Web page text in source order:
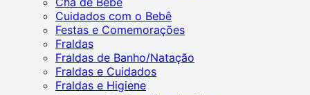
Cuidados com o Bebê
Festas e Comemorações
Fraldas
Fraldas de Banho/Natação
Fraldas e Cuidados
Fraldas e Higiene